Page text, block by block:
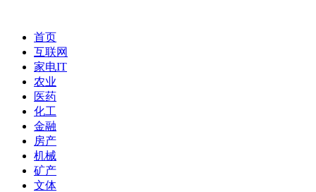
首页
互联网
家电IT
农业
医药
化工
金融
房产
机械
矿产
文体